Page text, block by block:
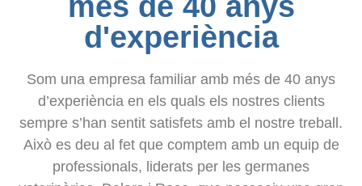
d'experiència
Som una empresa familiar amb més de 40 anys
d’experiència en els quals els nostres clients
sempre s’han sentit satisfets amb el nostre treball.
Això es deu al fet que comptem amb un equip de
professionals, liderats per les germanes